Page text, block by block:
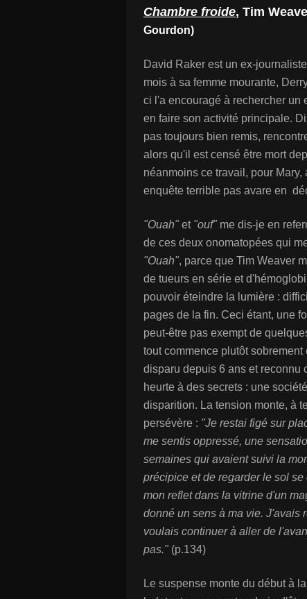
Chambre froide, Tim
Gourdon)
David Raker est un ex-
mois à sa femme mourante,
ci l'a encouragé à rechercher un
en faire son activité principale.
pas toujours bien remis,
alors qu'il est censé être mort
néanmoins ce travail, pour
enquête terrible pas avare en
"Ouah" et "ouf" me dis-je en
de ces deux onomatopées qui
"Ouah", parce que Tim Weaver
de tueurs en série et
pouvoir éteindre la lumière :
pages de la fin. Ceci étant, une
peut-être pas exempt de
tout commence plutôt
disparu depuis 6 ans et reconnu
heurte à des secrets : une
disparition. La tension monte, à
persévère : "Je restai figé sur
me sentis oppressé, une
semaines qui avaient suivi la
précipice et de regarder le sol
mon reflet dans la vitrine d'un
donné un sens à ma vie. J'avais
voulais continuer à aller de
pas." (p.134)
Le suspense monte du début à